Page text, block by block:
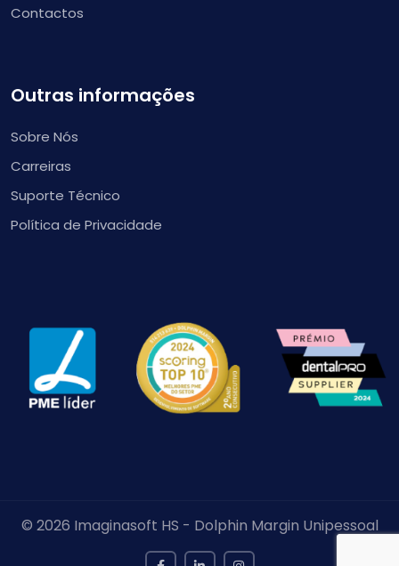
Contactos
Outras informações
Sobre Nós
Carreiras
Suporte Técnico
Política de Privacidade
© 2026 Imaginasoft HS - Dolphin Margin Unipessoal